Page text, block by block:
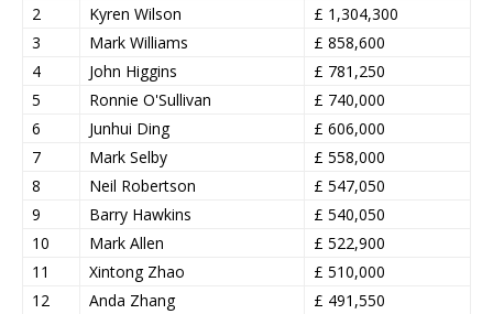
2
Kyren Wilson
£ 1,304,300
3
Mark Williams
£ 858,600
4
John Higgins
£ 781,250
5
Ronnie O'Sullivan
£ 740,000
6
Junhui Ding
£ 606,000
7
Mark Selby
£ 558,000
8
Neil Robertson
£ 547,050
9
Barry Hawkins
£ 540,050
10
Mark Allen
£ 522,900
11
Xintong Zhao
£ 510,000
12
Anda Zhang £ 491,550